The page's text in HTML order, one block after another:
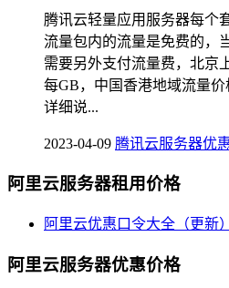
腾讯云轻量应用服务器每个
流量包内的流量是免费的，
需要另外支付流量费，北京
每GB，中国香港地域流量
详细说...
2023-04-09 腾讯云服务器优
阿里云服务器租用价格
阿里云优惠口令大全（更新）
阿里云服务器优惠价格